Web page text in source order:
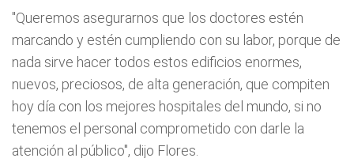
"Queremos asegurarnos que los doctores estén
marcando y estén cumpliendo con su labor, porque de
nada sirve hacer todos estos edificios enormes,
nuevos, preciosos, de alta generación, que compiten
hoy día con los mejores hospitales del mundo, si no
tenemos el personal comprometido con darle la
atención al público", dijo Flores.